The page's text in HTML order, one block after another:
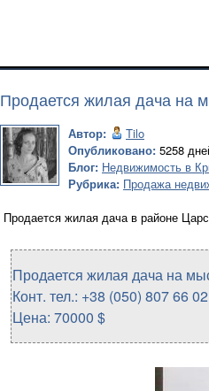
Продается жилая дача на
Автор:
Tilo
Опубликовано: 5258
Блог: Недвижимость в
Рубрика: Продажа
Продается жилая дача в районе
Продается жилая дача на
Конт. тел.: +38 (050) 807 66
Цена: 70000 $